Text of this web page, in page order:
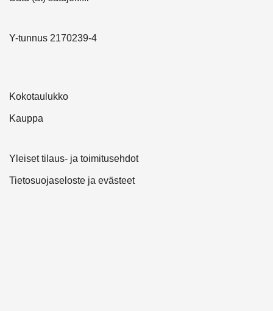
Y-tunnus 2170239-4
Kokotaulukko
Kauppa
Yleiset tilaus- ja toimitusehdot
Tietosuojaseloste ja evästeet